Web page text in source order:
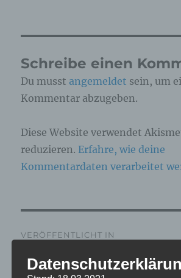
Schreibe einen
Du musst angemeldet sein, um
Kommentar abzugeben.
Diese Website verwendet
reduzieren. Erfahre, wie deine
Kommentardaten verarbeitet
VERÖFFENTLICHT IN
IMG_6881_mL